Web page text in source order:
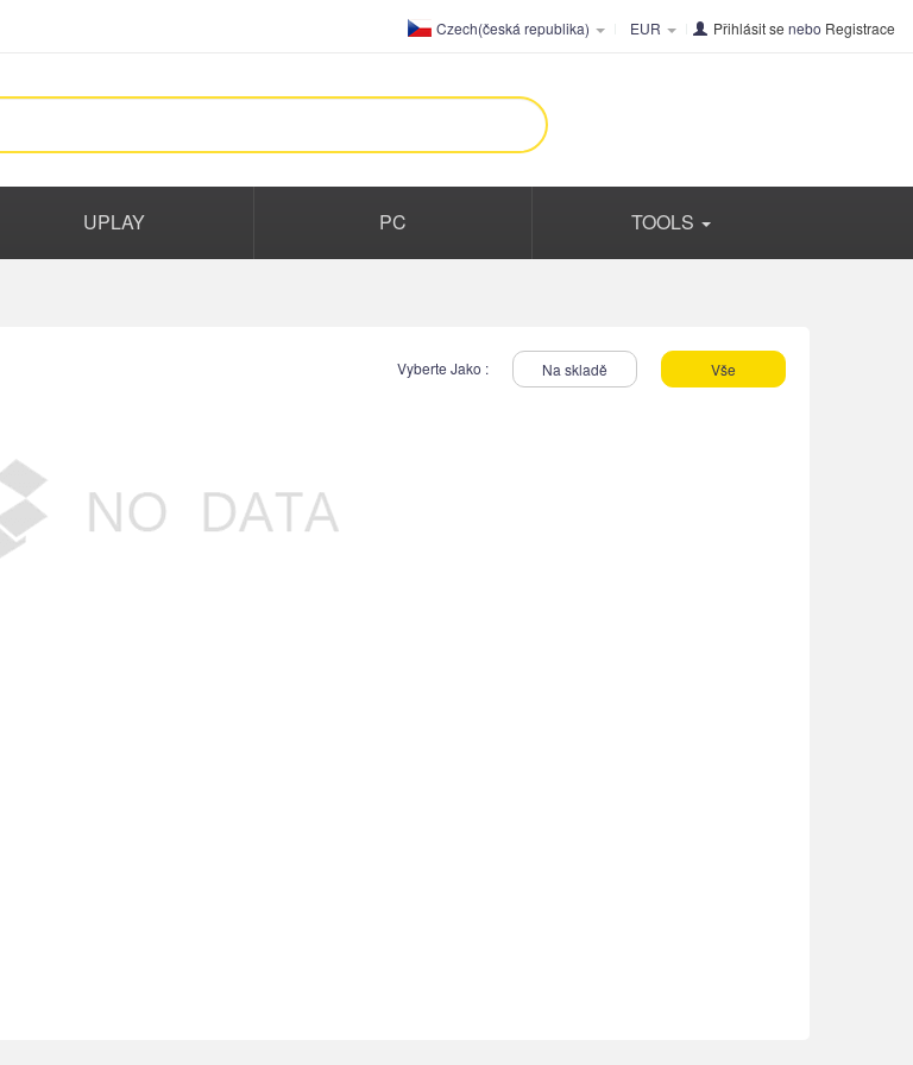
Czech(česká republika) EUR Přihlásit se nebo Registrace
UPLAY PC TOOLS
Vyberte Jako : Na skladě Vše